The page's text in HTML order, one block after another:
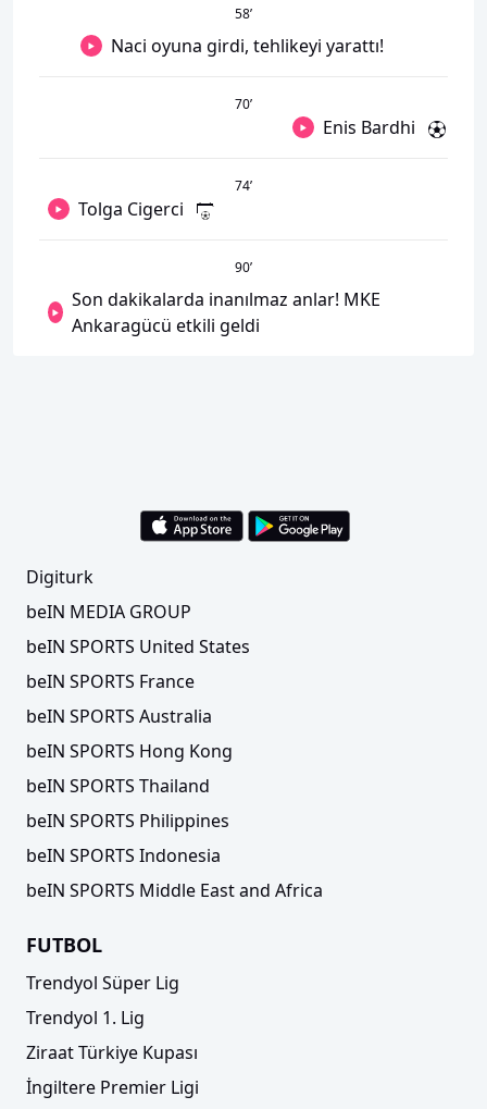
58’
Naci oyuna girdi, tehlikeyi yarattı!
70’
Enis Bardhi
74’
Tolga Cigerci
90’
Son dakikalarda inanılmaz anlar! MKE
Ankaragücü etkili geldi
Digiturk
beIN MEDIA GROUP
beIN SPORTS United States
beIN SPORTS France
beIN SPORTS Australia
beIN SPORTS Hong Kong
beIN SPORTS Thailand
beIN SPORTS Philippines
beIN SPORTS Indonesia
beIN SPORTS Middle East and Africa
FUTBOL
Trendyol Süper Lig
Trendyol 1. Lig
Ziraat Türkiye Kupası
İngiltere Premier Ligi